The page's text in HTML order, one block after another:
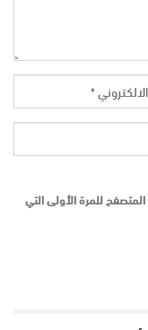
للمرة الأولى التي